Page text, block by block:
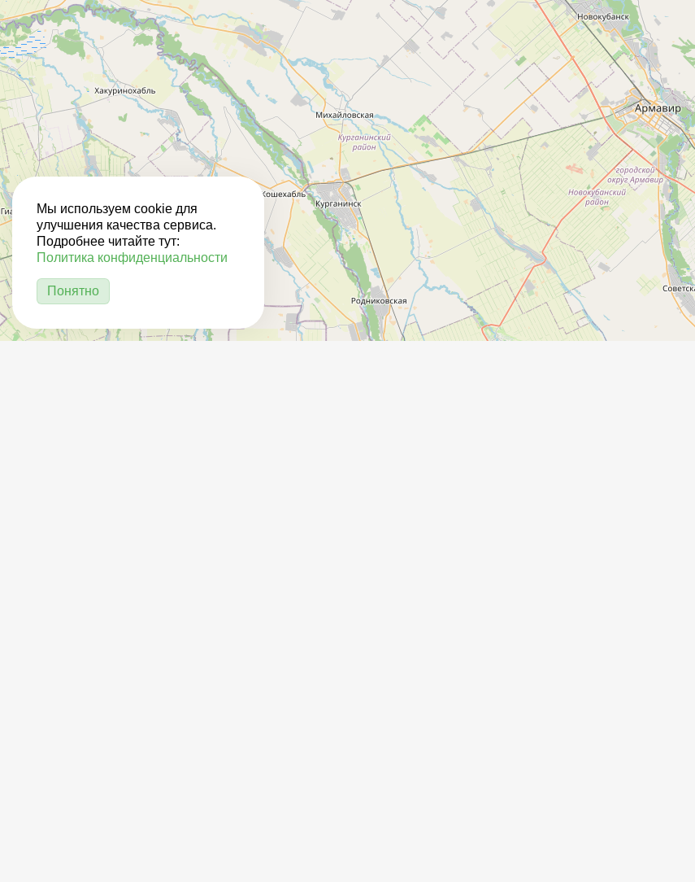
Мы используем cookie для
улучшения качества сервиса.
Подробнее читайте тут:
Политика конфиденциальности
Понятно